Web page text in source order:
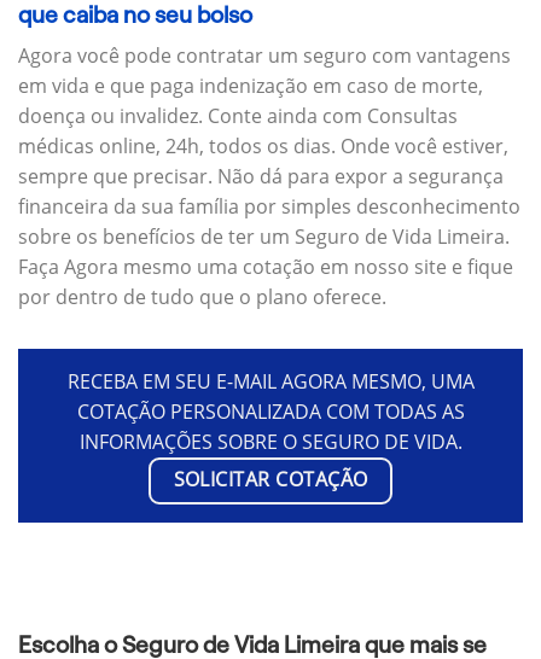
que caiba no seu bolso
Agora você pode contratar um seguro com vantagens
em vida e que paga indenização em caso de morte,
doença ou invalidez. Conte ainda com Consultas
médicas online, 24h, todos os dias. Onde você estiver,
sempre que precisar. Não dá para expor a segurança
financeira da sua família por simples desconhecimento
sobre os benefícios de ter um Seguro de Vida Limeira.
Faça Agora mesmo uma cotação em nosso site e fique
por dentro de tudo que o plano oferece.
RECEBA EM SEU E-MAIL AGORA MESMO, UMA
COTAÇÃO PERSONALIZADA COM TODAS AS
INFORMAÇÕES SOBRE O SEGURO DE VIDA.
SOLICITAR COTAÇÃO
Escolha o Seguro de Vida Limeira que mais se